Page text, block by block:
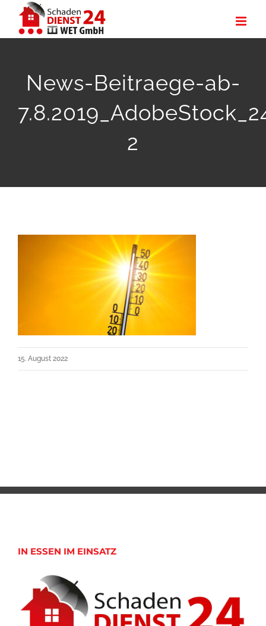
Inhalt
News-Beitraege-ab-
2
15. August 2022
IN ESSEN IM EINSATZ